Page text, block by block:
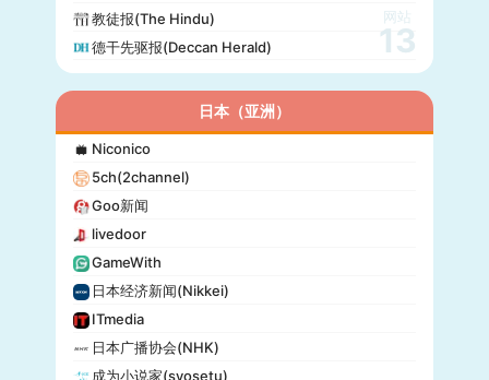
教徒报(The Hindu)
德干先驱报(Deccan Herald)
网站
13
日本（亚洲）
Niconico
5ch(2channel)
Goo新闻
livedoor
GameWith
日本经济新闻(Nikkei)
ITmedia
日本广播协会(NHK)
成为小说家(syosetu)